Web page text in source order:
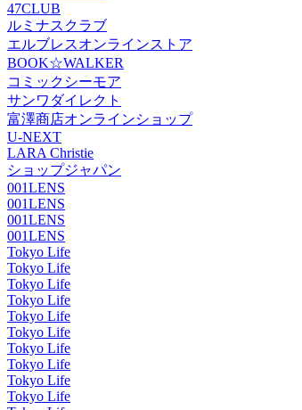
47CLUB
ルミナスクラブ
エルブレスオンラインストア
BOOK☆WALKER
コミックシーモア
サンワダイレクト
富澤商店オンラインショップ
U-NEXT
LARA Christie
ショップジャパン
001LENS
001LENS
001LENS
001LENS
Tokyo Life
Tokyo Life
Tokyo Life
Tokyo Life
Tokyo Life
Tokyo Life
Tokyo Life
Tokyo Life
Tokyo Life
Tokyo Life